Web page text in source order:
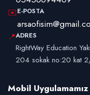
✉️E-POSTA
📍ADRES
RightWay Education
204 sokak no:20 kat
Mobil Uygulamamız